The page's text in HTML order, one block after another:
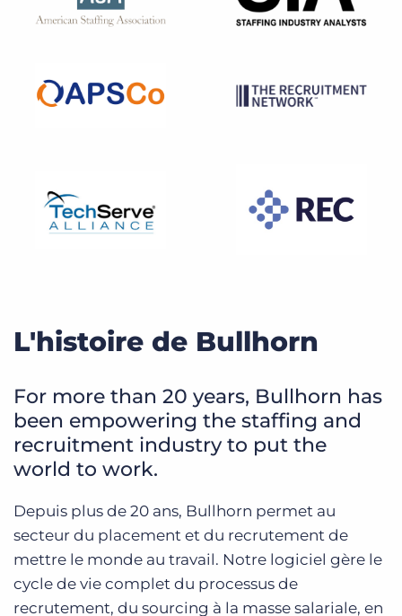
L'histoire de Bullhorn
For more than 20 years, Bullhorn has
been empowering the staffing and
recruitment industry to put the
world to work.
Depuis plus de 20 ans, Bullhorn permet au
secteur du placement et du recrutement de
mettre le monde au travail. Notre logiciel gère le
cycle de vie complet du processus de
recrutement, du sourcing à la masse salariale, en